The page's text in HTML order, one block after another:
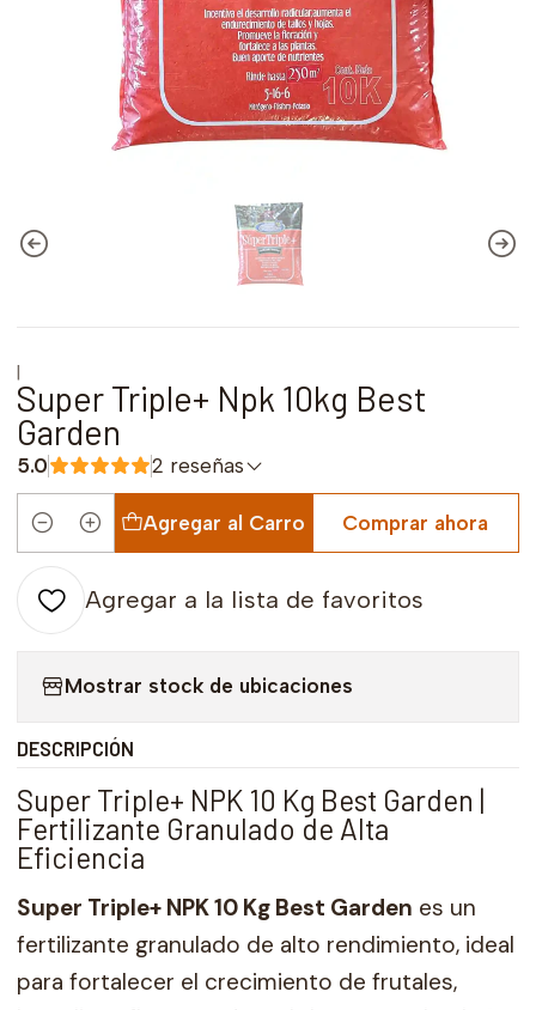
|
Super Triple+ Npk 10kg Best
Garden
5.0 2 reseñas
Cantidad
Agregar al Carro Comprar ahora
Agregar a la lista de favoritos
Mostrar stock de ubicaciones
DESCRIPCIÓN
Super Triple+ NPK 10 Kg Best Garden |
Fertilizante Granulado de Alta
Eficiencia
Super Triple+ NPK 10 Kg Best Garden es un
fertilizante granulado de alto rendimiento, ideal
para fortalecer el crecimiento de frutales,